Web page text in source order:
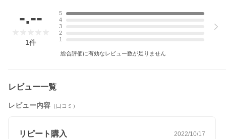
-.--
1件
5
4
3
2
1
総合評価に有効なレビュー数が足りません
レビュー一覧
レビュー内容 （口コミ）
リピート購入 2022/10/17